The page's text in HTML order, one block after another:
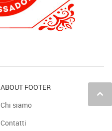
keyboard_arrow_up
ABOUT FOOTER
Chi siamo
Contatti